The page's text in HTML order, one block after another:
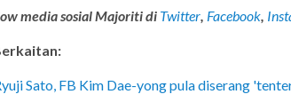
media sosial Majoriti di Twitter, Facebook,
Sato, FB Kim Dae-yong pula diserang